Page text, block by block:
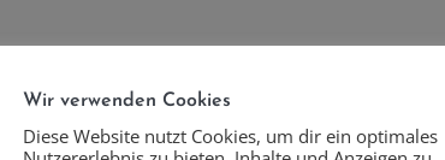
Intuition dich genau dorthin
Wir verwenden Cookies
Diese Website nutzt Cookies, um dir ein optimales